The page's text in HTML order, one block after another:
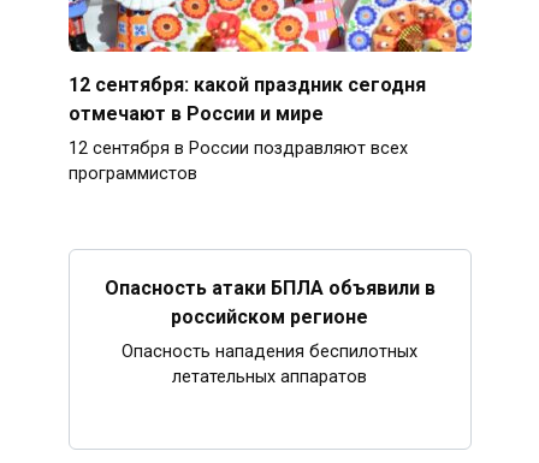
12 сентября: какой праздник сегодня
отмечают в России и мире
12 сентября в России поздравляют всех
программистов
Опасность атаки БПЛА объявили в
российском регионе
Опасность нападения беспилотных
летательных аппаратов